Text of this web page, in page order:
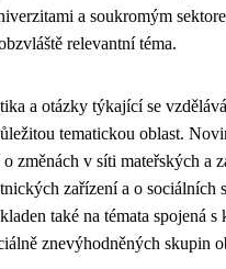
a soukromým
relevantní téma.
a otázky týkající se
tematickou oblast.
změnách v síti mateřských a
zařízení a o sociálních
také na témata spojená
znevýhodněných skupin